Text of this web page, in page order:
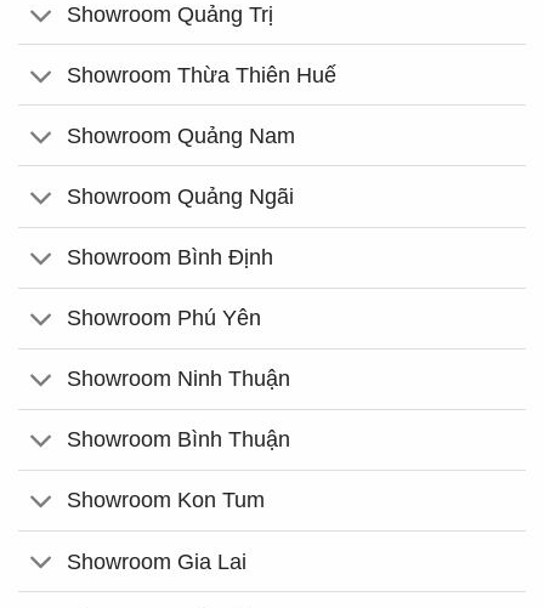
Showroom Quảng Trị
Showroom Thừa Thiên Huế
Showroom Quảng Nam
Showroom Quảng Ngãi
Showroom Bình Định
Showroom Phú Yên
Showroom Ninh Thuận
Showroom Bình Thuận
Showroom Kon Tum
Showroom Gia Lai